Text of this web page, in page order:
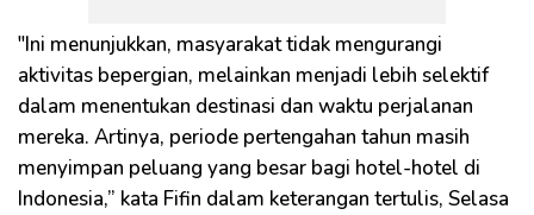
"Ini menunjukkan, masyarakat tidak mengurangi
aktivitas bepergian, melainkan menjadi lebih selektif
dalam menentukan destinasi dan waktu perjalanan
mereka. Artinya, periode pertengahan tahun masih
menyimpan peluang yang besar bagi hotel-hotel di
Indonesia,” kata Fifin dalam keterangan tertulis, Selasa